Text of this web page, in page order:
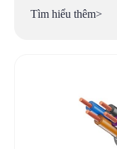
Tìm hiểu thêm>